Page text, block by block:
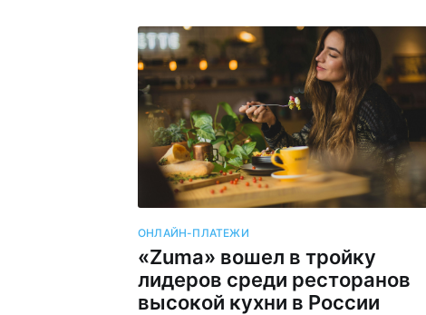
ОНЛАЙН-ПЛАТЕЖИ
«Zuma» вошел в тройку
лидеров среди ресторанов
высокой кухни в России